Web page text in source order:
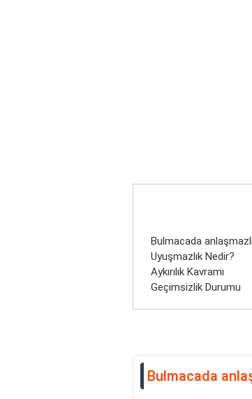
Bulmacada
Uyuşmazlık Nedir?
Aykırılık Kavramı
Geçimsizlik Durumu
Bulmacada